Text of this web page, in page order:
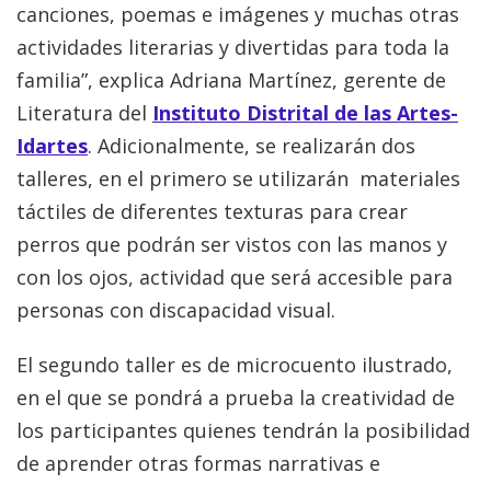
canciones, poemas e imágenes y muchas otras
actividades literarias y divertidas para toda la
familia”, explica Adriana Martínez, gerente de
Literatura del Instituto Distrital de las Artes-
Idartes. Adicionalmente, se realizarán dos
talleres, en el primero se utilizarán materiales
táctiles de diferentes texturas para crear
perros que podrán ser vistos con las manos y
con los ojos, actividad que será accesible para
personas con discapacidad visual.
El segundo taller es de microcuento ilustrado,
en el que se pondrá a prueba la creatividad de
los participantes quienes tendrán la posibilidad
de aprender otras formas narrativas e